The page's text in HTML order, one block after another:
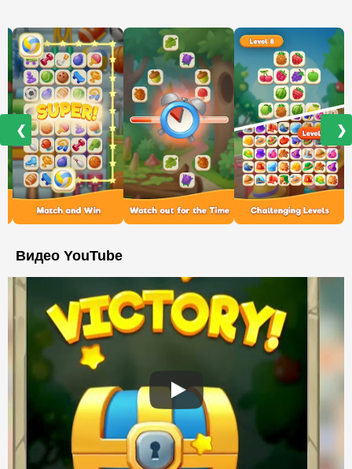
❮ ❯
Видео YouTube